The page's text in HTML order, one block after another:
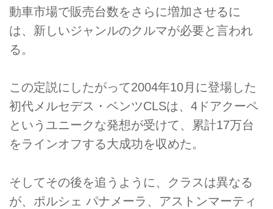
動車市場で販売台数をさらに増加させるに
は、新しいジャンルのクルマが必要と言われ
る。
この定説にしたがって2004年10月に登場した
初代メルセデス・ベンツCLSは、4ドアクーペ
というユニークな発想が受けて、累計17万台
をラインオフする大成功を収めた。
そしてその後を追うように、クラスは異なる
が、ポルシェ パナメーラ、アストンマーティ